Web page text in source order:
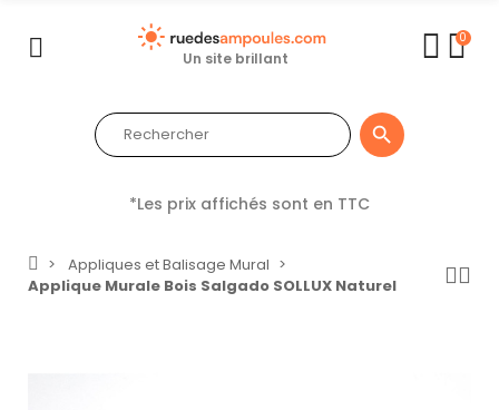
Un site brillant
0

*Les prix affichés sont en TTC
Appliques et Balisage Mural
Applique Murale Bois Salgado SOLLUX Naturel